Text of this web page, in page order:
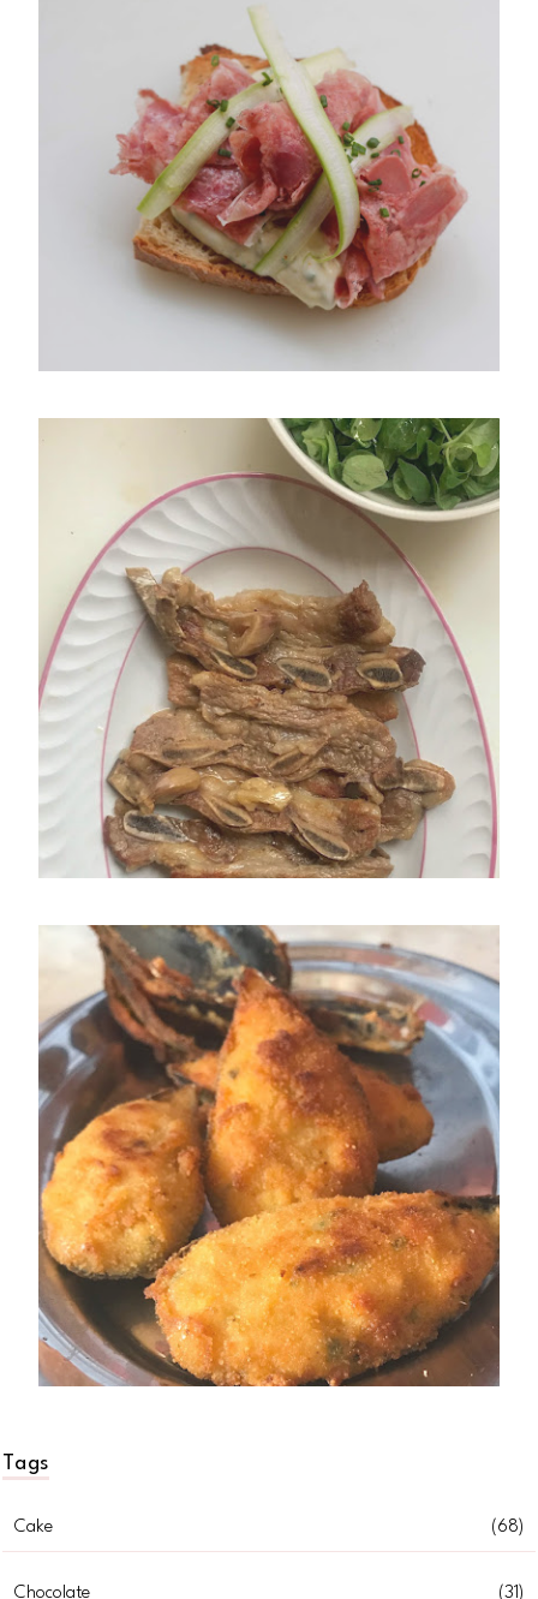
Tags
Cake (68)
Chocolate (31)